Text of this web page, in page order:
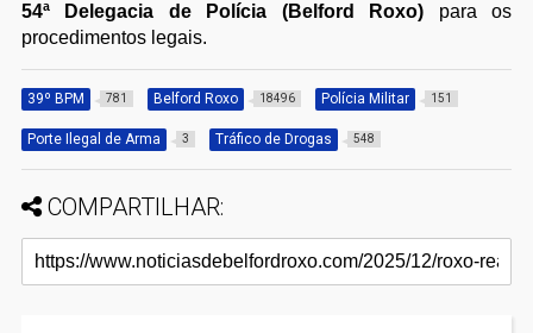
54ª Delegacia de Polícia (Belford Roxo) para os
procedimentos legais.
39º BPM 781 Belford Roxo 18496 Polícia Militar 151
Porte Ilegal de Arma 3 Tráfico de Drogas 548
COMPARTILHAR: